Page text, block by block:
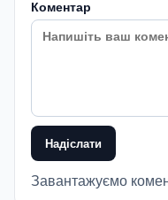
Коментар
Надіслати
Завантажуємо